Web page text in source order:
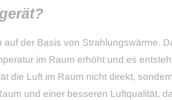
der Basis von Strahlungswärme.
im Raum erhöht und es
die Luft im Raum nicht direkt,
und einer besseren Luftqualität,